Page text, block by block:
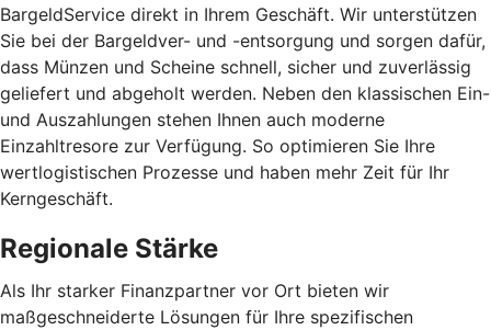
BargeldService direkt in Ihrem Geschäft. Wir unterstützen
Sie bei der Bargeldver- und -entsorgung und sorgen dafür,
dass Münzen und Scheine schnell, sicher und zuverlässig
geliefert und abgeholt werden. Neben den klassischen Ein-
und Auszahlungen stehen Ihnen auch moderne
Einzahltresore zur Verfügung. So optimieren Sie Ihre
wertlogistischen Prozesse und haben mehr Zeit für Ihr
Kerngeschäft.
Regionale Stärke
Als Ihr starker Finanzpartner vor Ort bieten wir
maßgeschneiderte Lösungen für Ihre spezifischen